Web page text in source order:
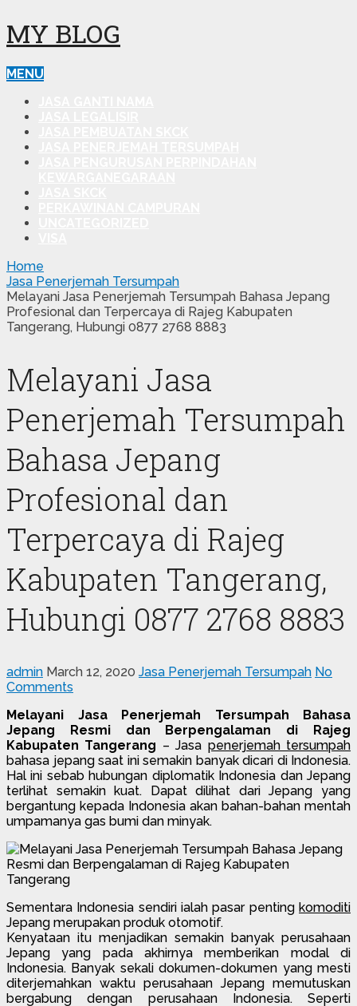
MY BLOG
MENU
Home
Jasa Penerjemah Tersumpah
Melayani Jasa Penerjemah Tersumpah Bahasa Jepang
Profesional dan Terpercaya di Rajeg Kabupaten
Tangerang, Hubungi 0877 2768 8883
Melayani Jasa
Penerjemah Tersumpah
Bahasa Jepang
Profesional dan
Terpercaya di Rajeg
Kabupaten Tangerang,
Hubungi 0877 2768 8883
admin March 12, 2020 Jasa Penerjemah Tersumpah No
Comments
Melayani Jasa Penerjemah Tersumpah Bahasa
Jepang Resmi dan Berpengalaman di Rajeg
Kabupaten Tangerang – Jasa penerjemah tersumpah
bahasa jepang saat ini semakin banyak dicari di Indonesia.
Hal ini sebab hubungan diplomatik Indonesia dan Jepang
terlihat semakin kuat. Dapat dilihat dari Jepang yang
bergantung kepada Indonesia akan bahan-bahan mentah
umpamanya gas bumi dan minyak.
Sementara Indonesia sendiri ialah pasar penting komoditi
Jepang merupakan produk otomotif.
Kenyataan itu menjadikan semakin banyak perusahaan
Jepang yang pada akhirnya memberikan modal di
Indonesia. Banyak sekali dokumen-dokumen yang mesti
diterjemahkan waktu perusahaan Jepang memutuskan
bergabung dengan perusahaan Indonesia. Seperti